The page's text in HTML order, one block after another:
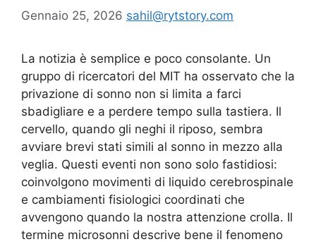
Gennaio 25, 2026 sahil@rytstory.com
La notizia è semplice e poco consolante. Un
gruppo di ricercatori del MIT ha osservato che la
privazione di sonno non si limita a farci
sbadigliare e a perdere tempo sulla tastiera. Il
cervello, quando gli neghi il riposo, sembra
avviare brevi stati simili al sonno in mezzo alla
veglia. Questi eventi non sono solo fastidiosi:
coinvolgono movimenti di liquido cerebrospinale
e cambiamenti fisiologici coordinati che
avvengono quando la nostra attenzione crolla. Il
termine microsonni descrive bene il fenomeno